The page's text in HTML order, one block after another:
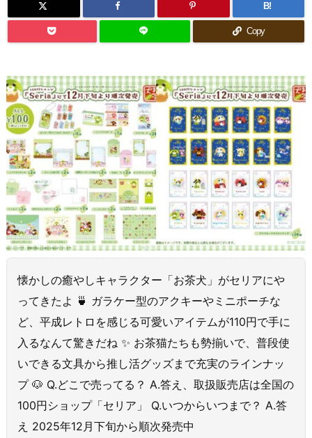
B!
Copy
懐かしの癒やしキャラクター「お茶犬」がセリアにや
ってきたよ 🍵 ガラケー型のアクキーやミニポーチな
ど、平成レトロを感じる可愛いアイテムが110円で手に
入るなんて驚きだね ✨ お茶猫たちも勢揃いで、普段使
いできる文具から推し活グッズまで充実のラインナッ
プ 🐶 Q.どこで売ってる？ A.答え、取扱販売店は全国の
100円ショップ「セリア」 Q.いつからいつまで？ A.答
え 2025年12月下旬から順次発売中